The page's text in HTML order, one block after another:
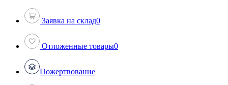
Заявка на склад0
Отложенные товары0
Пожертвование